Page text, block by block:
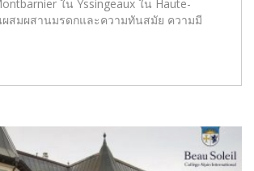
ใน Yssingeaux ใน Haute-
ผสมผสานมรดกและความทันสมัย ความมี